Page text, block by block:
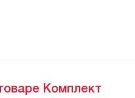
Комплект